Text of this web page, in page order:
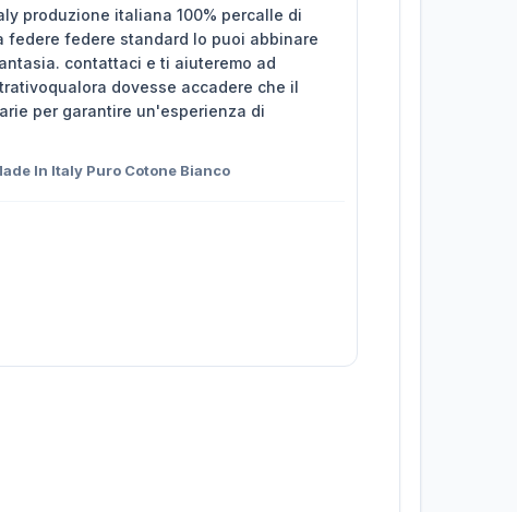
produzione italiana 100% percalle di
federe federe standard lo puoi abbinare
contattaci e ti aiuteremo ad
dovesse accadere che il
per garantire un'esperienza di
In Italy Puro Cotone Bianco